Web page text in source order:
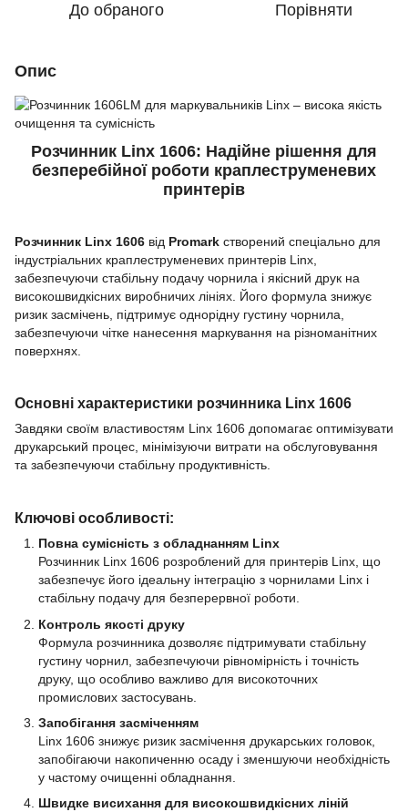
До обраного Порівняти
Опис
Розчинник Linx 1606: Надійне рішення для
безперебійної роботи краплеструменевих
принтерів
Розчинник Linx 1606 від Promark створений спеціально для
індустріальних краплеструменевих принтерів Linx,
забезпечуючи стабільну подачу чорнила і якісний друк на
високошвидкісних виробничих лініях. Його формула знижує
ризик засмічень, підтримує однорідну густину чорнила,
забезпечуючи чітке нанесення маркування на різноманітних
поверхнях.
Основні характеристики розчинника Linx 1606
Завдяки своїм властивостям Linx 1606 допомагає оптимізувати
друкарський процес, мінімізуючи витрати на обслуговування
та забезпечуючи стабільну продуктивність.
Ключові особливості:
Повна сумісність з обладнанням Linx
Розчинник Linx 1606 розроблений для принтерів Linx, що
забезпечує його ідеальну інтеграцію з чорнилами Linx і
стабільну подачу для безперервної роботи.
Контроль якості друку
Формула розчинника дозволяє підтримувати стабільну
густину чорнил, забезпечуючи рівномірність і точність
друку, що особливо важливо для високоточних
промислових застосувань.
Запобігання засміченням
Linx 1606 знижує ризик засмічення друкарських головок,
запобігаючи накопиченню осаду і зменшуючи необхідність
у частому очищенні обладнання.
Швидке висихання для високошвидкісних ліній